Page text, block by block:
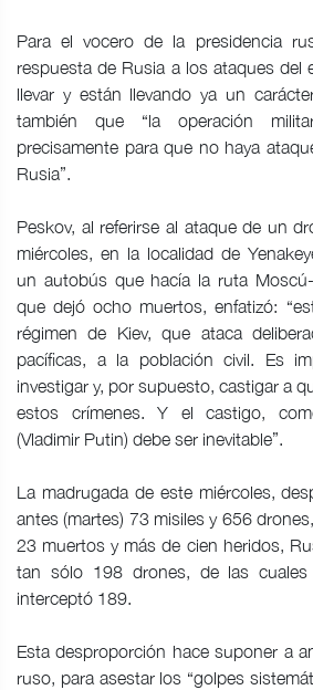
Para el vocero de la presidencia
respuesta de Rusia a los ataques del
llevar y están llevando ya un
también que “la operación
precisamente para que no haya
Rusia”.
Peskov, al referirse al ataque de un
miércoles, en la localidad de
un autobús que hacía la ruta Moscú-
que dejó ocho muertos, enfatizó:
régimen de Kiev, que ataca
pacíficas, a la población civil. Es
investigar y, por supuesto, castigar a
estos crímenes. Y el castigo,
(Vladimir Putin) debe ser inevitable”.
La madrugada de este miércoles,
antes (martes) 73 misiles y 656
23 muertos y más de cien heridos,
tan sólo 198 drones, de las cuales
interceptó 189.
Esta desproporción hace suponer a
ruso, para asestar los “golpes